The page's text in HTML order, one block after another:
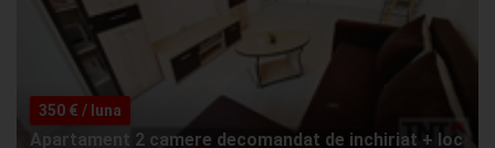
350 € / luna
Apartament 2 camere decomandat de inchiriat + loc